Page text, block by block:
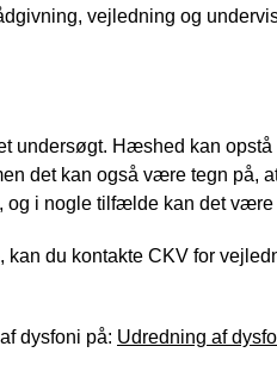
vejledning og
undersøgt. Hæshed kan opstå
det kan også være tegn på,
og i nogle tilfælde kan det
kan du kontakte CKV for
dysfoni på: Udredning af